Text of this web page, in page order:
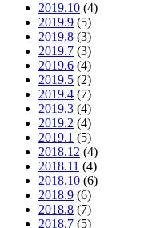
2019.10 (4)
2019.9 (5)
2019.8 (3)
2019.7 (3)
2019.6 (4)
2019.5 (2)
2019.4 (7)
2019.3 (4)
2019.2 (4)
2019.1 (5)
2018.12 (4)
2018.11 (4)
2018.10 (6)
2018.9 (6)
2018.8 (7)
2018.7 (5)